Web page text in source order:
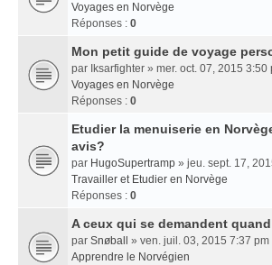
Voyages en Norvège
Réponses : 0
Mon petit guide de voyage
par Iksarfighter » mer. oct. 07, 2015 3:50
Voyages en Norvège
Réponses : 0
Etudier la menuiserie en
avis?
par HugoSupertramp » jeu. sept. 17,
Travailler et Etudier en Norvège
Réponses : 0
A ceux qui se demandent
par Snøball
» ven. juil. 03, 2015 7:37 pm
Apprendre le Norvégien